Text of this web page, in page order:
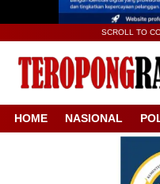
SCROLL TO
HOME NASIONAL